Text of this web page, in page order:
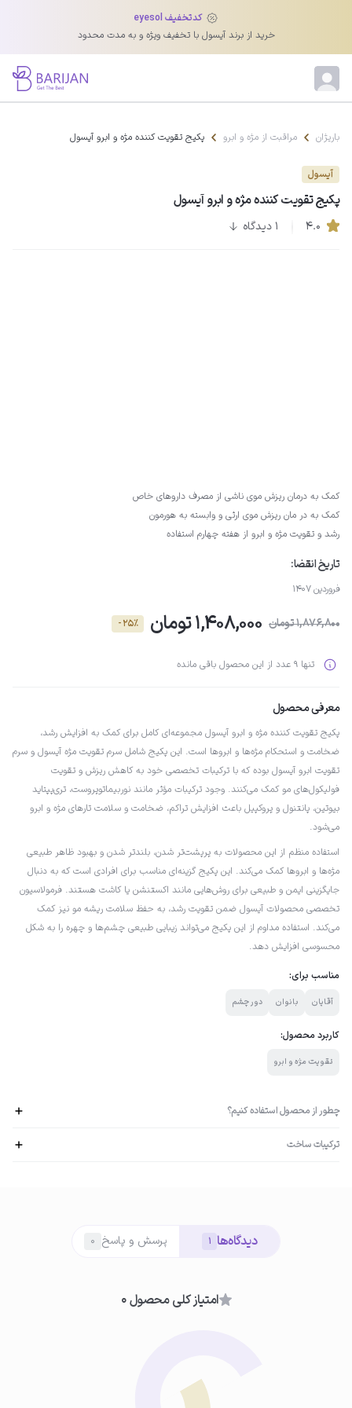
کدتخفیف eyesol
خرید از برند آیسول با تخفیف ویژه و به مدت محدود
باریژان مراقبت از مژه و ابرو پکیج تقویت کننده مژه و ابرو آیسول
آیسول
پکیج تقویت کننده مژه و ابرو آیسول
۴.۰ 1 دیدگاه
کمک به درمان ریزش موی ناشی از مصرف داروهای خاص
کمک به در مان ریزش موی ارثی و وابسته به هورمون
رشد و تقویت مژه و ابرو از هفته چهارم استفاده
تاریخ انقضا:
فروردین 1407
1,876,800 تومان 1,408,000 تومان - 25٪
تنها 9 عدد از این محصول باقی مانده
معرفی محصول
پکیج تقویت کننده مژه و ابرو آیسول مجموعه‌ای کامل برای کمک به افزایش رشد،
ضخامت و استحکام مژه‌ها و ابروها است. این پکیج شامل سرم تقویت مژه آیسول و سرم
تقویت ابرو آیسول بوده که با ترکیبات تخصصی خود به کاهش ریزش و تقویت
فولیکول‌های مو کمک می‌کنند. وجود ترکیبات مؤثر مانند نوربیماتوپروست، تری‌پپتاید
بیوتین، پانتنول و پروکپیل باعث افزایش تراکم، ضخامت و سلامت تارهای مژه و ابرو
می‌شود.
استفاده منظم از این محصولات به پرپشت‌تر شدن، بلندتر شدن و بهبود ظاهر طبیعی
مژه‌ها و ابروها کمک می‌کند. این پکیج گزینه‌ای مناسب برای افرادی است که به دنبال
جایگزینی ایمن و طبیعی برای روش‌هایی مانند اکستنشن یا کاشت هستند. فرمولاسیون
تخصصی محصولات آیسول ضمن تقویت رشد، به حفظ سلامت ریشه مو نیز کمک
می‌کند. استفاده مداوم از این پکیج می‌تواند زیبایی طبیعی چشم‌ها و چهره را به شکل
محسوسی افزایش دهد.
مناسب برای:
آقایان بانوان دور چشم
کاربرد محصول:
تقویت مژه و ابرو
چطور از محصول استفاده کنیم؟
ابتدا صورت خود را کاملاً تمیز کنید تا از شر چربی، آلودگی و سایر ناخالصی‌ها
قبل از مصرف سرم‌ها از خشک شدن کامل ناحیه مژه و ابروها مطمئن شوید.
ترکیبات ساخت
دیدگاه‌ها 1 پرسش و پاسخ 0
امتیاز کلی محصول 0